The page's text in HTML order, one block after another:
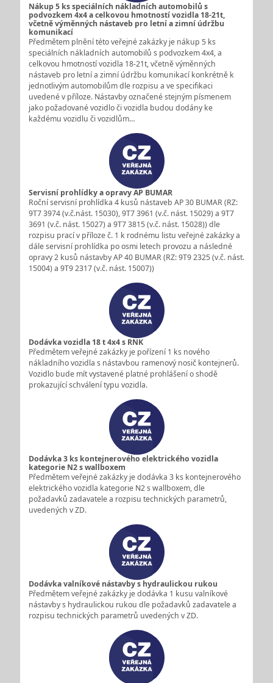
Nákup 5 ks speciálních nákladních automobilů s
podvozkem 4x4 a celkovou hmotností vozidla 18-21t,
včetně výměnných nástaveb pro letní a zimní údržbu
komunikací
Předmětem plnění této veřejné zakázky je nákup 5 ks
speciálních nákladních automobilů s podvozkem 4x4, a
celkovou hmotností vozidla 18-21t, včetně výměnných
nástaveb pro letní a zimní údržbu komunikací konkrétně k
jednotlivým automobilům dle rozpisu a ve specifikaci
uvedené v příloze. Nástavby označené stejným písmenem
jako požadované vozidlo či vozidla budou dodány ke
každému vozidlu či vozidlům…
Servisní prohlídky a opravy AP BUMAR
Roční servisní prohlídka 4 kusů nástaveb AP 30 BUMAR (RZ:
9T7 3974 (v.č.nást. 15030), 9T7 3961 (v.č. nást. 15029) a 9T7
3691 (v.č. nást. 15027) a 9T7 3815 (v.č. nást. 15028)) dle
rozpisu prací v příloze č. 1 k rodnému listu veřejné zakázky a
dále servisní prohlídka po osmi letech provozu a následné
opravy 2 kusů nástavby AP 40 BUMAR (RZ: 9T9 2325 (v.č. nást.
15004) a 9T9 2317 (v.č. nást. 15007))
Dodávka vozidla 18 t 4x4 s RNK
Předmětem veřejné zakázky je pořízení 1 ks nového
nákladního vozidla s nástavbou ramenový nosič kontejnerů.
Vozidlo bude mít vystavené platné prohlášení o shodě
prokazující schválení typu vozidla.
Dodávka 3 ks kontejnerového elektrického vozidla
kategorie N2 s wallboxem
Předmětem veřejné zakázky je dodávka 3 ks kontejnerového
elektrického vozidla kategorie N2 s wallboxem, dle
požadavků zadavatele a rozpisu technických parametrů,
uvedených v ZD.
Dodávka valníkové nástavby s hydraulickou rukou
Předmětem veřejné zakázky je dodávka 1 kusu valníkové
nástavby s hydraulickou rukou dle požadavků zadavatele a
rozpisu technických parametrů uvedených v ZD.